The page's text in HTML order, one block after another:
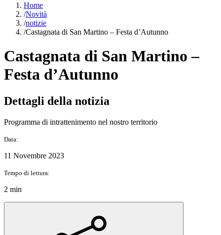
Home
/Novità
/notizie
/Castagnata di San Martino – Festa d’Autunno
Castagnata di San Martino –
Festa d’Autunno
Dettagli della notizia
Programma di intrattenimento nel nostro territorio
Data:
11 Novembre 2023
Tempo di lettura:
2 min